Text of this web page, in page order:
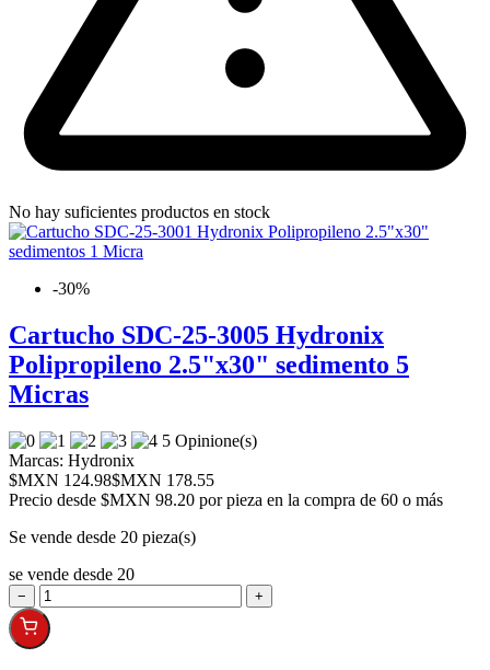
No hay suficientes productos en stock
-30%
Cartucho SDC-25-3005 Hydronix
Polipropileno 2.5"x30" sedimento 5
Micras
5 Opinione(s)
Marcas: Hydronix
$MXN 124.98$MXN 178.55
Precio desde $MXN 98.20 por pieza en la compra de 60 o más
Se vende desde 20 pieza(s)
se vende desde 20
− +